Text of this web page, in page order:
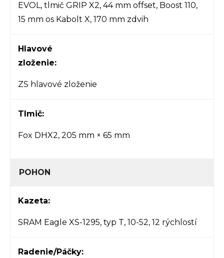
EVOL, tlmič GRIP X2, 44 mm offset, Boost 110,
15 mm os Kabolt X, 170 mm zdvih
Hlavové
zloženie:
ZS hlavové zloženie
Tlmič:
Fox DHX2, 205 mm × 65 mm
POHON
Kazeta:
SRAM Eagle XS-1295, typ T, 10-52, 12 rýchlostí
Radenie/Páčky: